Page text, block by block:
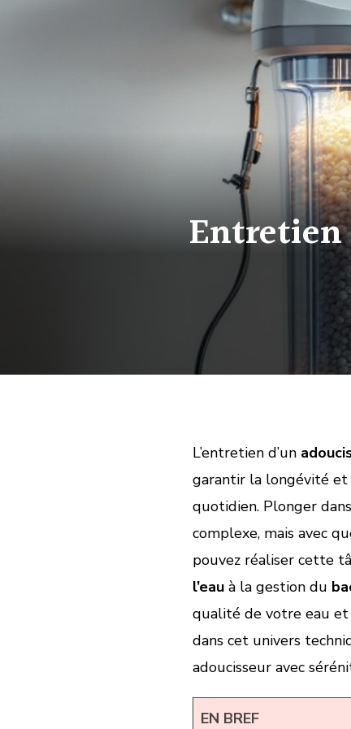
Entretien
L’entretien d’un
garantir la longévité et
quotidien. Plonger
complexe, mais avec
pouvez réaliser cette
l’eau à la gestion du
qualité de votre eau et
dans cet univers
adoucisseur avec
EN BREF